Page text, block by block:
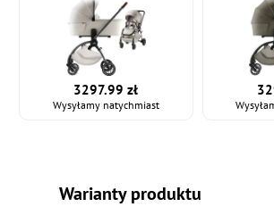
3297.99 zł
Wysyłamy natychmiast
Warianty produktu